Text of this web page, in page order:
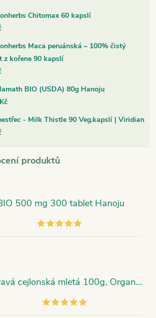
Chitomax 60 kapslí
Maca peruánská – 100% čistý
z kořene 90 kapslí
BIO (USDA) 80g Hanoju
- Milk Thistle 90 Veg.kapslí | Viridian
produktů
500 mg 300 tablet Hanoju
Skořice Bio, pravá cejlonská mletá 100g, Organic India